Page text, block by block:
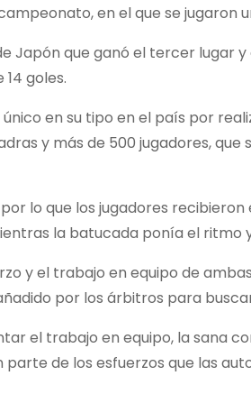
en el que se jugaron
Japón que ganó el tercer lugar
goles.
en su tipo en el país por
y más de 500 jugadores, que
lo que los jugadores
la batucada ponía el ritmo
y el trabajo en equipo de
por los árbitros para
el trabajo en equipo, la sana
de los esfuerzos que las